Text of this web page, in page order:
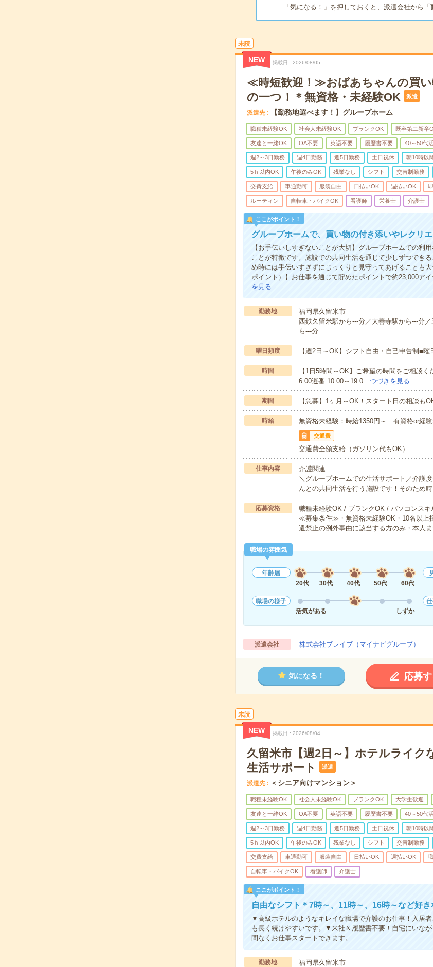
「気になる！」を押しておくと、派遣会社から
未読
NEW 掲載日 2026/08/05
≪時短歓迎！≫おばあちゃんの買い
の一つ！＊無資格・未経験OK
派遣
派遣先 【勤務地選べます！】グループホーム
職種未経験OK 社会人未経験OK ブランクOK 既卒第二新卒
友達と一緒OK OA不要 英語不要 履歴書不要 40～50代
週2～3日勤務 週4日勤務 週5日勤務 土日祝休 朝10時以
5ｈ以内OK 午後のみOK 残業なし シフト 交替制勤務
交費支給 車通勤可 服装自由 日払いOK 週払いOK
ルーティン 自転車・バイクOK 看護師 栄養士 介護士
ここがポイント！
グループホームで、買い物の付き添いやレクリ
【お手伝いしすぎないことが大切】グループホームでの利
ことが特徴です。施設での共同生活を通じて少しずつでき
め時には手伝いすぎずにじっくりと見守ってあげることも
ポイント）】お仕事を通じて貯めたポイントで約23,000ア
を見る
勤務地
福岡県久留米市
西鉄久留米駅から---分／大善寺駅から---分
ら---分
曜日頻度 【週2日～OK】シフト自由・自己申告制■
時間
【1日5時間～OK】ご希望の時間をご相談
6:00遅番 10:00～19:0…つづきを見る
期間 【急募】1ヶ月～OK！スタート日の相談も
時給 無資格未経験：時給1350円～ 有資格or経
交通費
交通費全額支給（ガソリン代もOK）
仕事内容
介護関連
＼グループホームでの生活サポート／介護
んとの共同生活を行う施設です！そのため
応募資格
職種未経験OK / ブランクOK / パソコンス
≪募集条件≫・無資格未経験OK・10名以上
遣禁止の例外事由に該当する方のみ・本人
職場の雰囲気
年齢層
20代
30代 40代 50代 60代
職場の様子
活気がある
しずか
派遣会社 株式会社ブレイブ（マイナビグループ）
気になる！ 応募
未読
NEW 掲載日 2026/08/04
久留米市【週2日～】ホテルライク
生活サポート
派遣
派遣先 ＜シニア向けマンション＞
職種未経験OK 社会人未経験OK ブランクOK 大学生歓迎
友達と一緒OK OA不要 英語不要 履歴書不要 40～50代
週2～3日勤務 週4日勤務 週5日勤務 土日祝休 朝10時以
5ｈ以内OK 午後のみOK 残業なし シフト 交替制勤務
交費支給 車通勤可 服装自由 日払いOK 週払いOK
自転車・バイクOK 看護師 介護士
ここがポイント！
自由なシフト＊7時～、11時～、16時～など好
▼高級ホテルのようなキレイな職場で介護のお仕事！入居
も長く続けやすいです。▼来社＆履歴書不要！自宅にいな
間なくお仕事スタートできます。
勤務地 福岡県久留米市